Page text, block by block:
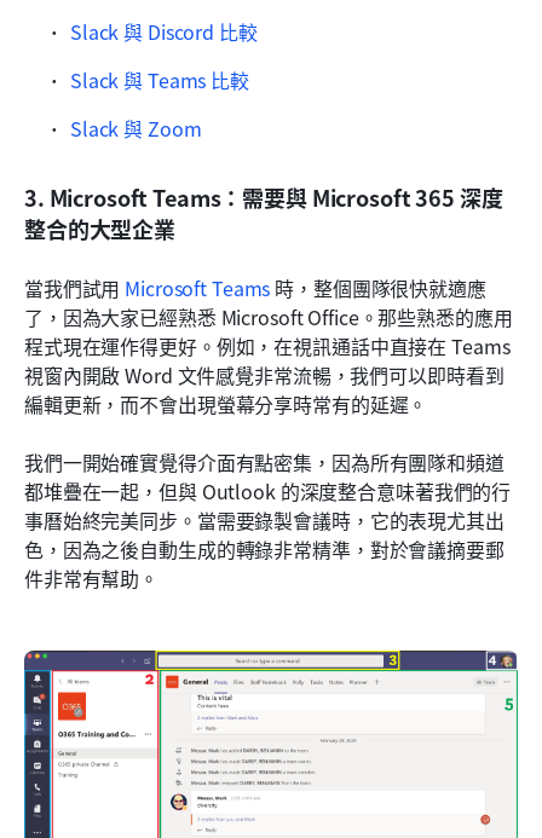
Slack 與 Discord 比較
Slack 與 Teams 比較
Slack 與 Zoom
3. Microsoft Teams：需要與 Microsoft 365 深度
整合的大型企業
當我們試用 Microsoft Teams 時，整個團隊很快就適應
了，因為大家已經熟悉 Microsoft Office。那些熟悉的應用
程式現在運作得更好。例如，在視訊通話中直接在 Teams
視窗內開啟 Word 文件感覺非常流暢，我們可以即時看到
編輯更新，而不會出現螢幕分享時常有的延遲。
我們一開始確實覺得介面有點密集，因為所有團隊和頻道
都堆疊在一起，但與 Outlook 的深度整合意味著我們的行
事曆始終完美同步。當需要錄製會議時，它的表現尤其出
色，因為之後自動生成的轉錄非常精準，對於會議摘要郵
件非常有幫助。